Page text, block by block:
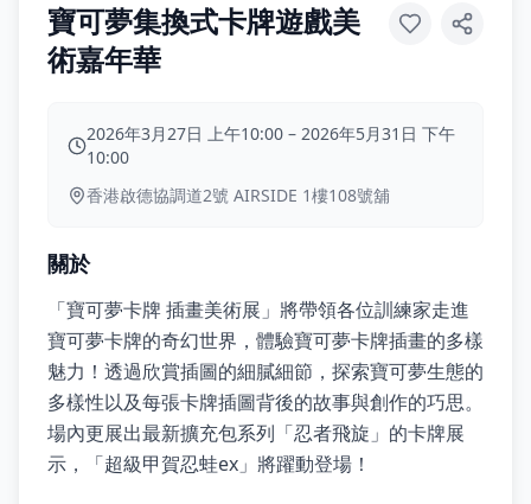
寶可夢集換式卡牌遊戲美
術嘉年華
2026年3月27日 上午10:00 – 2026年5月31日 下午
10:00
香港啟德協調道2號 AIRSIDE 1樓108號舖
關於
「寶可夢卡牌 插畫美術展」將帶領各位訓練家走進
寶可夢卡牌的奇幻世界，體驗寶可夢卡牌插畫的多樣
魅力！透過欣賞插圖的細膩細節，探索寶可夢生態的
多樣性以及每張卡牌插圖背後的故事與創作的巧思。
場內更展出最新擴充包系列「忍者飛旋」的卡牌展
示，「超級甲賀忍蛙ex」將躍動登場！